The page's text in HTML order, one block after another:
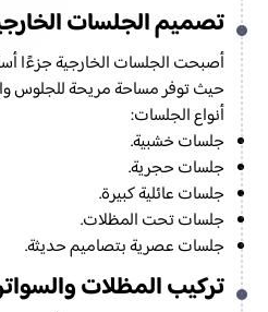
تصميم الجلسات
أصبحت الجلسات الخارجية جزءًا
حيث توفر مساحة مريحة للجلوس
أنواع الجلسات:
جلسات خشبية.
جلسات حجرية.
جلسات عائلية كبيرة.
جلسات تحت المظلات.
جلسات عصرية بتصاميم حديثة.
تركيب المظلات